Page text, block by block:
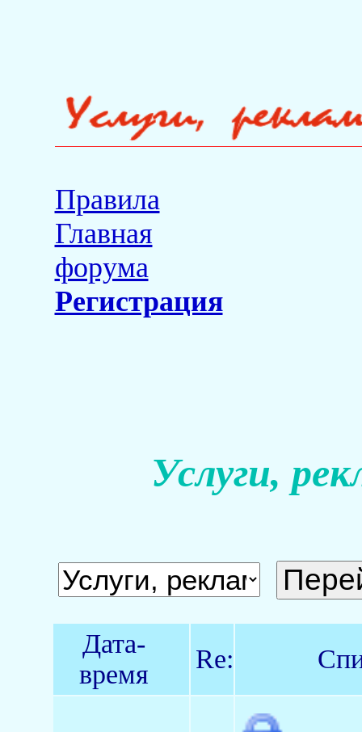
Правила
Главная
форума
Регистрация
Услуги,
Дата-
время
Re: